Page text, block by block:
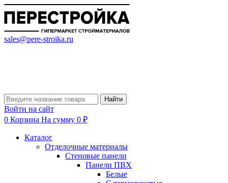
sales@pere-stroika.ru
Найти
Войти на сайт
0 Корзина На сумму 0 ₽
Каталог
Отделочные материалы
Стеновые панели
Панели ПВХ
Белые